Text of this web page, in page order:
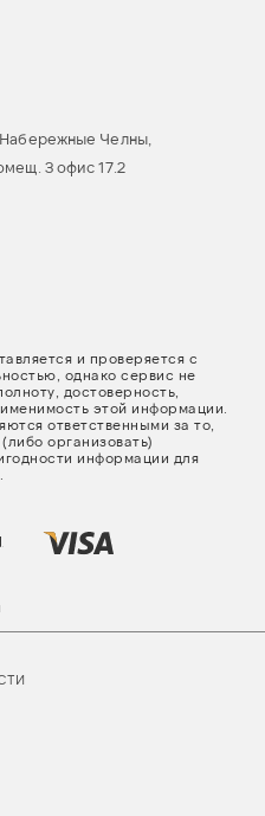
Набережные Челны,
3 офис 17.2
и проверяется с
однако сервис не
достоверность,
этой информации.
ответственными за то,
организовать)
информации для